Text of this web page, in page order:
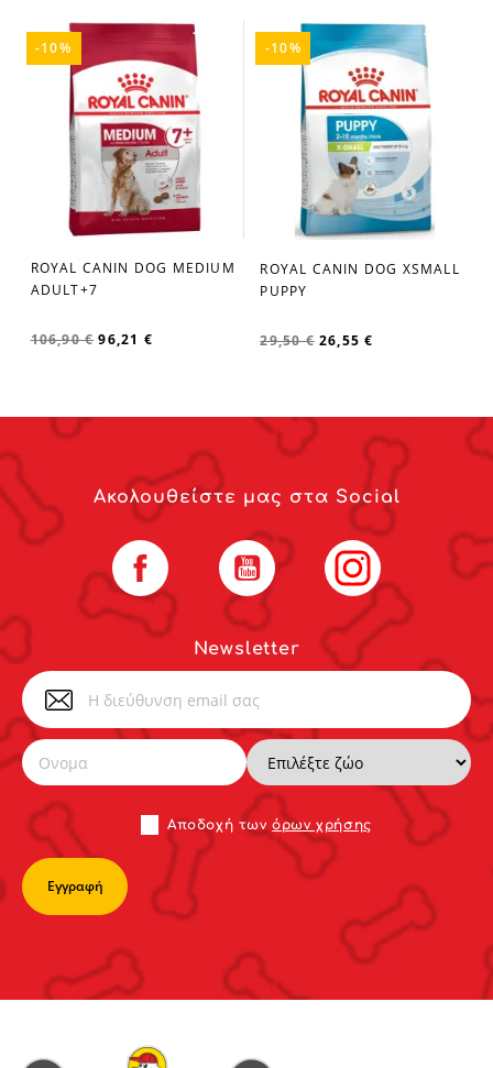
favorite_border
ROYAL CANIN DOG MEDIUM
ADULT+7
106,90 € 96,21 €
-10%
favorite_border
ROYAL CANIN DOG XSMALL
PUPPY
29,50 € 26,55 €
-10%
Newsletter
Αποδoχή τωνόρων χρήσης
Ακολουθείστε μας στα Social
Facebook YouTube Instagram